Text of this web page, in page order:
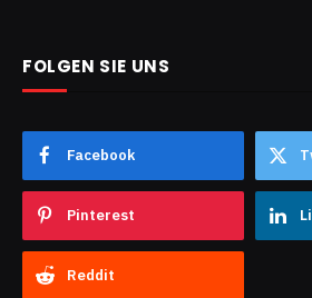
FOLGEN SIE UNS
Facebook
Pinterest
Reddit